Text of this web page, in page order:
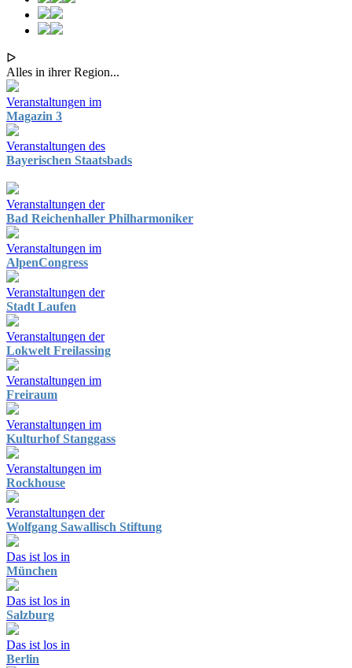
ᐅ
Alles in ihrer Region...
Veranstaltungen im
Magazin 3
Veranstaltungen des
Bayerischen Staatsbads
Veranstaltungen der
Bad Reichenhaller Philharmoniker
Veranstaltungen im
AlpenCongress
Veranstaltungen der
Stadt Laufen
Veranstaltungen der
Lokwelt Freilassing
Veranstaltungen im
Freiraum
Veranstaltungen im
Kulturhof Stanggass
Veranstaltungen im
Rockhouse
Veranstaltungen der
Wolfgang Sawallisch Stiftung
Das ist los in
München
Das ist los in
Salzburg
Das ist los in
Berlin